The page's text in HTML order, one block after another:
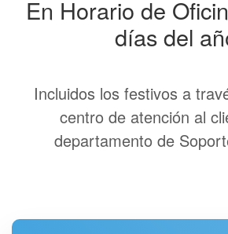
En Horario de
días del
Incluidos los festivos a
centro de atención al
departamento de